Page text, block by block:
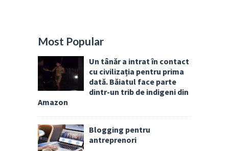
Most Popular
Un tânăr a intrat în contact
cu civilizația pentru prima
dată. Băiatul face parte
dintr-un trib de indigeni din
Amazon
Blogging pentru
antreprenori